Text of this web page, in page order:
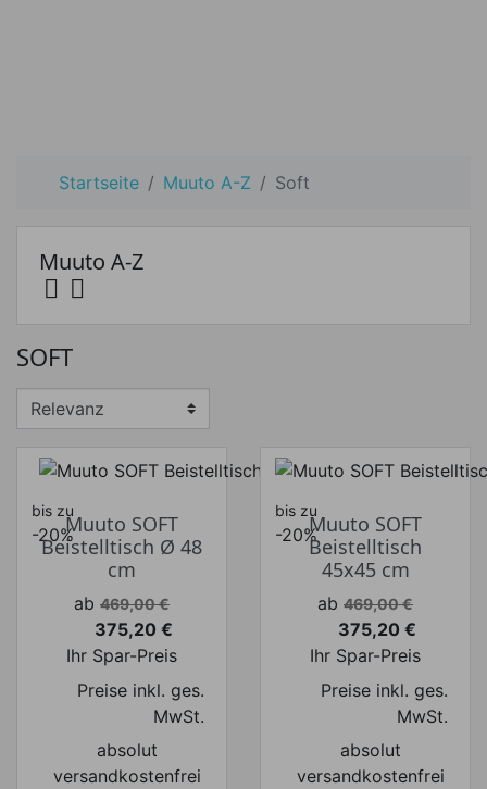
Startseite Muuto A-Z Soft
Preis von
Muuto A-Z
 
SOFT
bis zu
-20%Muuto SOFT
Beistelltisch Ø 48
cm
Verkaufspreis
ab 469,00 €
Preis
375,20 €
Ihr Spar-Preis
Preise inkl. ges.
MwSt.
absolut
versandkostenfrei
bis zu
-20%Muuto SOFT
Beistelltisch
45x45 cm
Verkaufspreis
ab 469,00 €
Preis
375,20 €
Ihr Spar-Preis
Preise inkl. ges.
MwSt.
absolut
versandkostenfrei